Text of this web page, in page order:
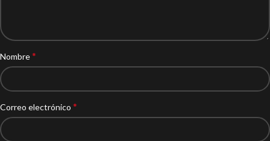
Nombre*
Correo electrónico *